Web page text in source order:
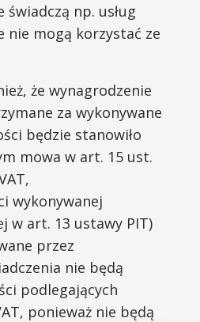
np. usług
nie mogą korzystać ze
że wynagrodzenie
za wykonywane
będzie stanowiło
mowa w art. 15 ust.
wykonywanej
w art. 13 ustawy PIT)
przez
nie będą
podlegających
ponieważ nie będą